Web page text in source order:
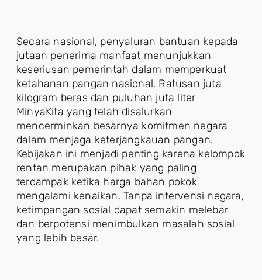
Secara nasional, penyaluran bantuan kepada
jutaan penerima manfaat menunjukkan
keseriusan pemerintah dalam memperkuat
ketahanan pangan nasional. Ratusan juta
kilogram beras dan puluhan juta liter
MinyaKita yang telah disalurkan
mencerminkan besarnya komitmen negara
dalam menjaga keterjangkauan pangan.
Kebijakan ini menjadi penting karena kelompok
rentan merupakan pihak yang paling
terdampak ketika harga bahan pokok
mengalami kenaikan. Tanpa intervensi negara,
ketimpangan sosial dapat semakin melebar
dan berpotensi menimbulkan masalah sosial
yang lebih besar.